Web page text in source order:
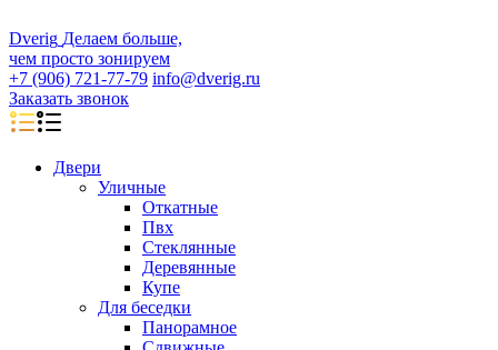
Dverig Делаем больше,
чем просто зонируем
+7 (906) 721-77-79 info@dverig.ru
Заказать звонок
Двери
Уличные
Откатные
Пвх
Стеклянные
Деревянные
Купе
Для беседки
Панорамное